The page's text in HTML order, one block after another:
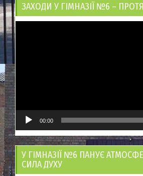
ЗАХОДИ У ГІМНАЗІЇ №6 –
00:00
У ГІМНАЗІЇ №6 ПАНУЄ
СИЛА ДУХУ